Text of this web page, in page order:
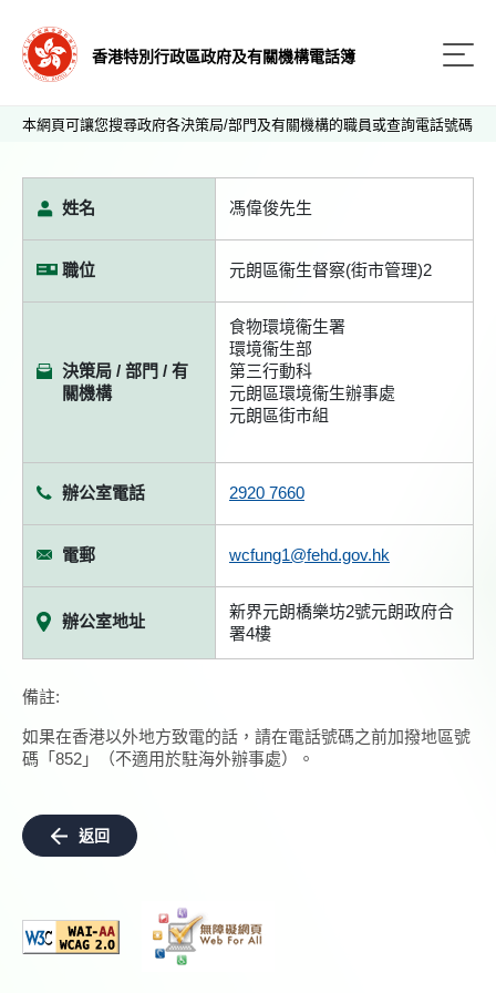
香港特別行政區政府及有關機構電話簿
本網頁可讓您搜尋政府各決策局/部門及有關機構的職員或查詢電話號碼
姓名 馮偉俊先生
職位 元朗區衞生督察(街市管理)2
決策局 / 部門 / 有
關機構
食物環境衞生署
環境衞生部
第三行動科
元朗區環境衞生辦事處
元朗區街市組
辦公室電話 2920 7660
電郵 wcfung1@fehd.gov.hk
辦公室地址
新界元朗橋樂坊2號元朗政府合
署4樓
備註:
如果在香港以外地方致電的話，請在電話號碼之前加撥地區號
碼「852」（不適用於駐海外辦事處）。
返回